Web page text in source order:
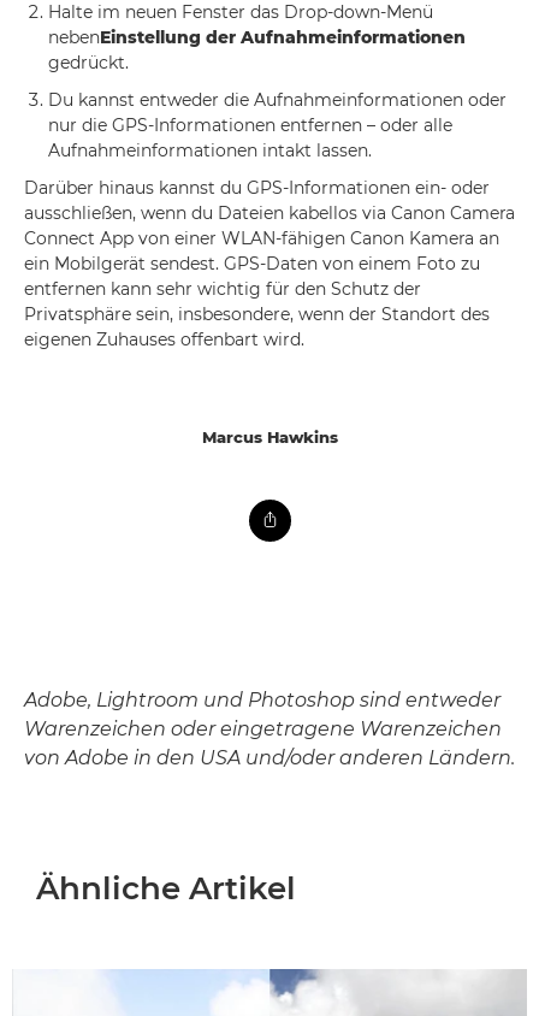
Halte im neuen Fenster das Drop-down-Menü
nebenEinstellung der Aufnahmeinformationen
gedrückt.
Du kannst entweder die Aufnahmeinformationen oder
nur die GPS-Informationen entfernen – oder alle
Aufnahmeinformationen intakt lassen.
Darüber hinaus kannst du GPS-Informationen ein- oder
ausschließen, wenn du Dateien kabellos via Canon Camera
Connect App von einer WLAN-fähigen Canon Kamera an
ein Mobilgerät sendest. GPS-Daten von einem Foto zu
entfernen kann sehr wichtig für den Schutz der
Privatsphäre sein, insbesondere, wenn der Standort des
eigenen Zuhauses offenbart wird.
Marcus Hawkins
Adobe, Lightroom und Photoshop sind entweder
Warenzeichen oder eingetragene Warenzeichen
von Adobe in den USA und/oder anderen Ländern.
Ähnliche Artikel